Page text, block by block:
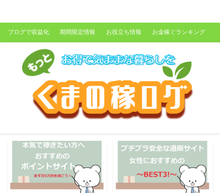
ブログで収益化 期間限定情報 お役立ち情報 お金稼ぐランキング